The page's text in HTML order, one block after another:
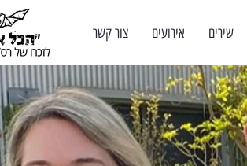
שירים אירועים צור קשר